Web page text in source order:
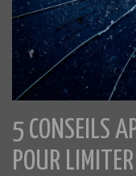
5 CONSEILS
POUR